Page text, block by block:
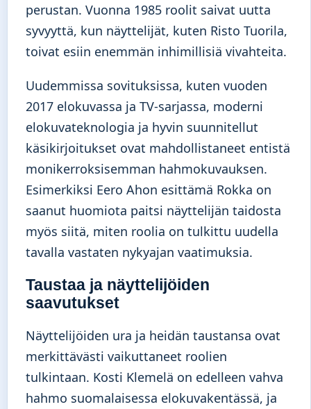
perustan. Vuonna 1985 roolit saivat uutta
syvyyttä, kun näyttelijät, kuten Risto Tuorila,
toivat esiin enemmän inhimillisiä vivahteita.
Uudemmissa sovituksissa, kuten vuoden
2017 elokuvassa ja TV-sarjassa, moderni
elokuvateknologia ja hyvin suunnitellut
käsikirjoitukset ovat mahdollistaneet entistä
monikerroksisemman hahmokuvauksen.
Esimerkiksi Eero Ahon esittämä Rokka on
saanut huomiota paitsi näyttelijän taidosta
myös siitä, miten roolia on tulkittu uudella
tavalla vastaten nykyajan vaatimuksia.
Taustaa ja näyttelijöiden
saavutukset
Näyttelijöiden ura ja heidän taustansa ovat
merkittävästi vaikuttaneet roolien
tulkintaan. Kosti Klemelä on edelleen vahva
hahmo suomalaisessa elokuvakentässä, ja